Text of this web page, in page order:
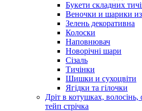
Букети складних
Веночки и шарики из
Зелень декоративна
Колоски
Наповнювач
Новорічні шари
Сізаль
Тичінки
Шишки и сухоцвіти
Ягідки та гілочки
Дріт в котушках,
тейп стрічка